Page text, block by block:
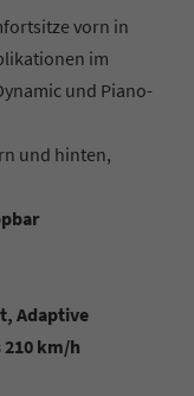
vorn in
im
und Piano-
und hinten,
Adaptive
210 km/h